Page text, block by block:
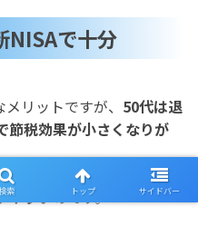
NISAで十分
リットですが、 50代は退
節税効果が小さくなりが
が非課税になる新NISA」
やすいのです。
索 トップ サイドバー